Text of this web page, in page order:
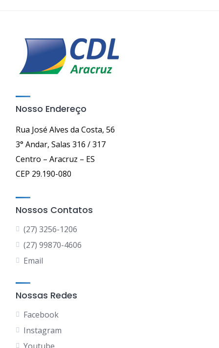
Nosso Endereço
Rua José Alves da Costa, 56
3° Andar, Salas 316 / 317
Centro – Aracruz – ES
CEP 29.190-080
Nossos Contatos
(27) 3256-1206
(27) 99870-4606
Email
Nossas Redes
Facebook
Instagram